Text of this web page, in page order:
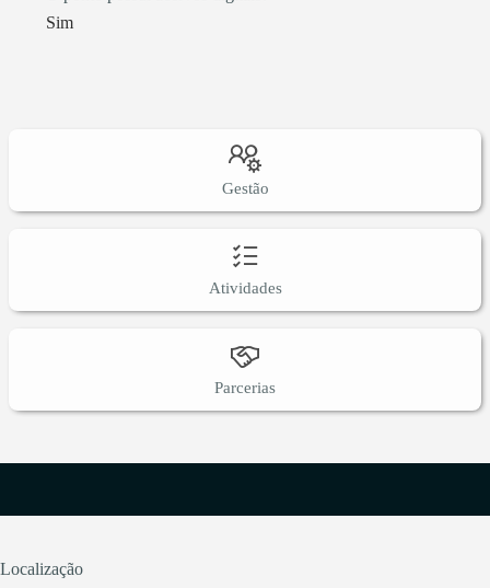
Sim
Gestão
Atividades
Parcerias
Localização